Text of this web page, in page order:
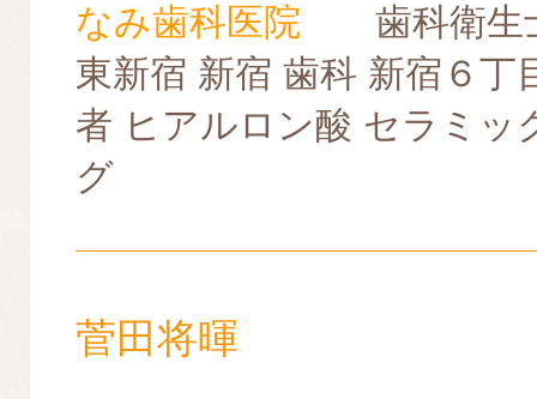
なみ歯科医院 歯科衛生
東新宿 新宿 歯科 新宿６丁
者 ヒアルロン酸 セラミッ
グ
菅田将暉